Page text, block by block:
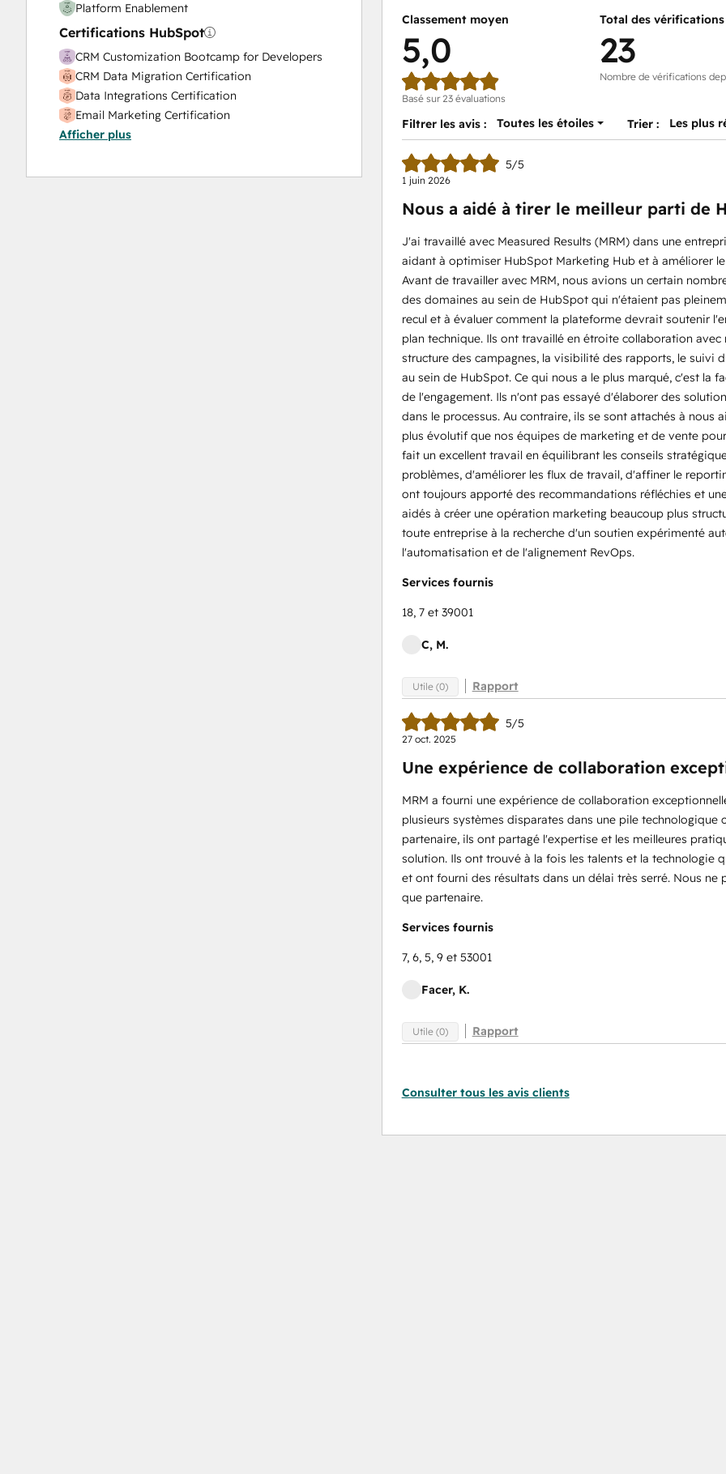
Platform Enablement
Certifications HubSpot
CRM Customization Bootcamp for Developers
CRM Data Migration Certification
Data Integrations Certification
Email Marketing Certification
Guided Client Onboarding
HubSpot Marketing Hub Software Certification
Afficher plus
Classement moyen
5,0
Basé sur 23 évaluations
Total des vérifications
23
Nombre de vérifications
Filtrer les avis :
Toutes les étoiles Trier : Les plus
5/5
1 juin 2026
Nous a aidé à tirer le meilleur parti de
J'ai travaillé avec Measured Results (MRM) dans une
aidant à optimiser HubSpot Marketing Hub et à améliorer
Avant de travailler avec MRM, nous avions un certain
des domaines au sein de HubSpot qui n'étaient pas
recul et à évaluer comment la plateforme devrait soutenir
plan technique. Ils ont travaillé en étroite collaboration
structure des campagnes, la visibilité des rapports, le suivi
au sein de HubSpot. Ce qui nous a le plus marqué, c'est
de l'engagement. Ils n'ont pas essayé d'élaborer des
dans le processus. Au contraire, ils se sont attachés à
plus évolutif que nos équipes de marketing et de vente
fait un excellent travail en équilibrant les conseils
problèmes, d'améliorer les flux de travail, d'affiner le
ont toujours apporté des recommandations réfléchies et
aidés à créer une opération marketing beaucoup plus
toute entreprise à la recherche d'un soutien expérimenté
l'automatisation et de l'alignement RevOps.
Services fournis
18, 7 et 39001
C, M.
Utile (0) Rapport
5/5
27 oct. 2025
Une expérience de collaboration
MRM a fourni une expérience de collaboration
plusieurs systèmes disparates dans une pile technologique
partenaire, ils ont partagé l'expertise et les meilleures
solution. Ils ont trouvé à la fois les talents et la technologie
et ont fourni des résultats dans un délai très serré. Nous
que partenaire.
Services fournis
7, 6, 5, 9 et 53001
Facer, K.
Utile (0) Rapport
Consulter tous les avis clients